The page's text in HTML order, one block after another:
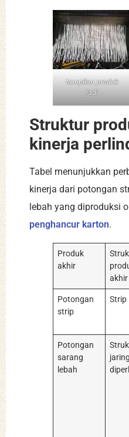
tampilan produk
jadi
Struktur
kinerja
Tabel menunjukkan
kinerja dari potongan
lebah yang diproduksi
penghancur karton.
Produk
akhir
akhir
Potongan
strip
Strip
Potongan
sarang
lebah